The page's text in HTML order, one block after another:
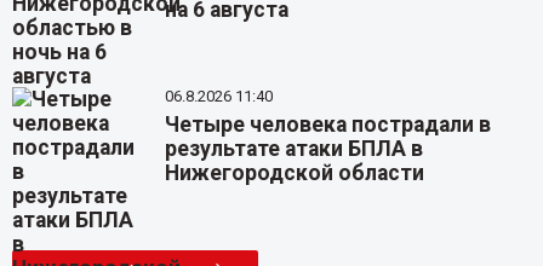
на 6 августа
06.8.2026 11:40
Четыре человека пострадали в
результате атаки БПЛА в
Нижегородской области